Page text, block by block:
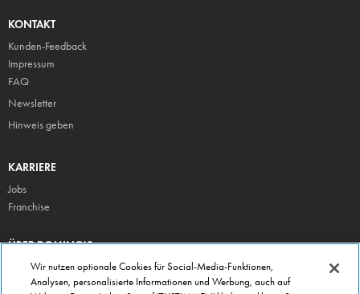
KONTAKT
Kunden-Feedback
Impressum
FAQ
Newsletter
Hinweis geben
KARRIERE
Jobs
Franchise
ÜBER DOMINO'S
Storesuche
Presse
Wir nutzen optionale Cookies für Social-Media-Funktionen,
Analysen, personalisierte Informationen und Werbung, auch auf